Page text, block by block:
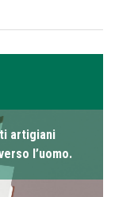
artigiani
l’uomo.